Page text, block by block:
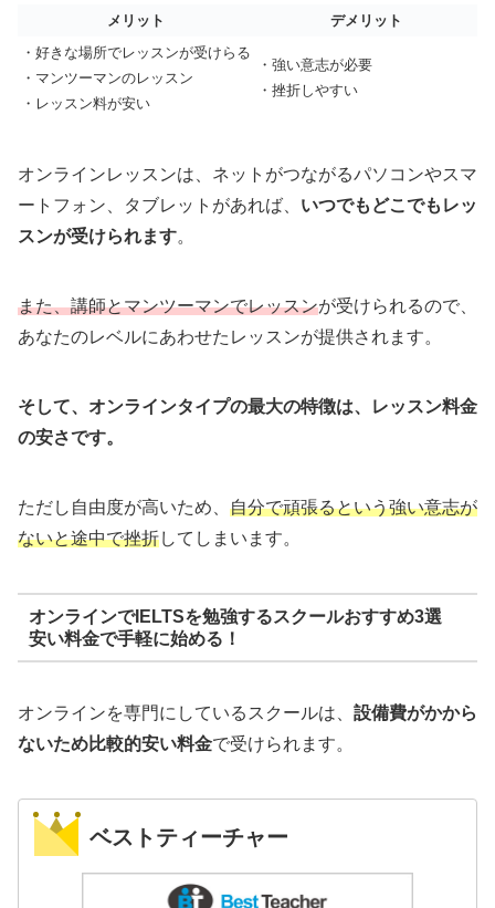
メリット
デメリット
・好きな場所でレッスンが受けらる
・マンツーマンのレッスン
・レッスン料が安い
・強い意志が必要
・挫折しやすい
オンラインレッスンは、ネットがつながるパソコンやスマ
ートフォン、タブレットがあれば、 いつでもどこでもレッ
スンが受けられます。
また、講師とマンツーマンでレッスンが受けられるので、
あなたのレベルにあわせたレッスンが提供されます。
そして、オンラインタイプの最大の特徴は、レッスン料金
の安さです。
ただし自由度が高いため、 自分で頑張るという強い意志が
ないと途中で挫折してしまいます。
オンラインでIELTSを勉強するスクールおすすめ3選
安い料金で手軽に始める！
オンラインを専門にしているスクールは、 設備費がかから
ないため比較的安い料金で受けられます。
ベストティーチャー